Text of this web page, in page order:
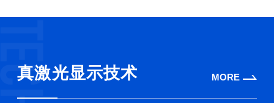
真激光显示技术 MORE